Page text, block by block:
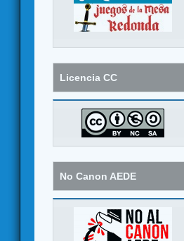
Licencia CC
No Canon AEDE